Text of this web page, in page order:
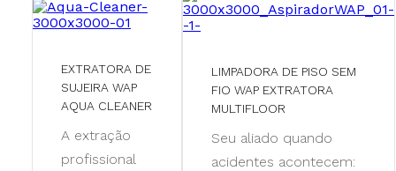
EXTRATORA DE
SUJEIRA WAP
AQUA CLEANER
A extração
profissional
LIMPADORA DE PISO SEM
FIO WAP EXTRATORA
MULTIFLOOR
Seu aliado quando
acidentes acontecem: